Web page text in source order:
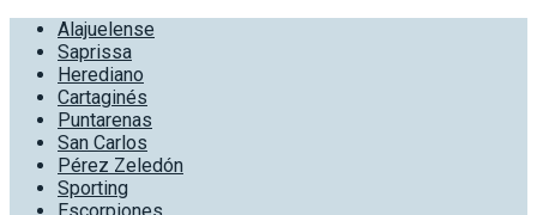
Alajuelense
Saprissa
Herediano
Cartaginés
Puntarenas
San Carlos
Pérez Zeledón
Sporting